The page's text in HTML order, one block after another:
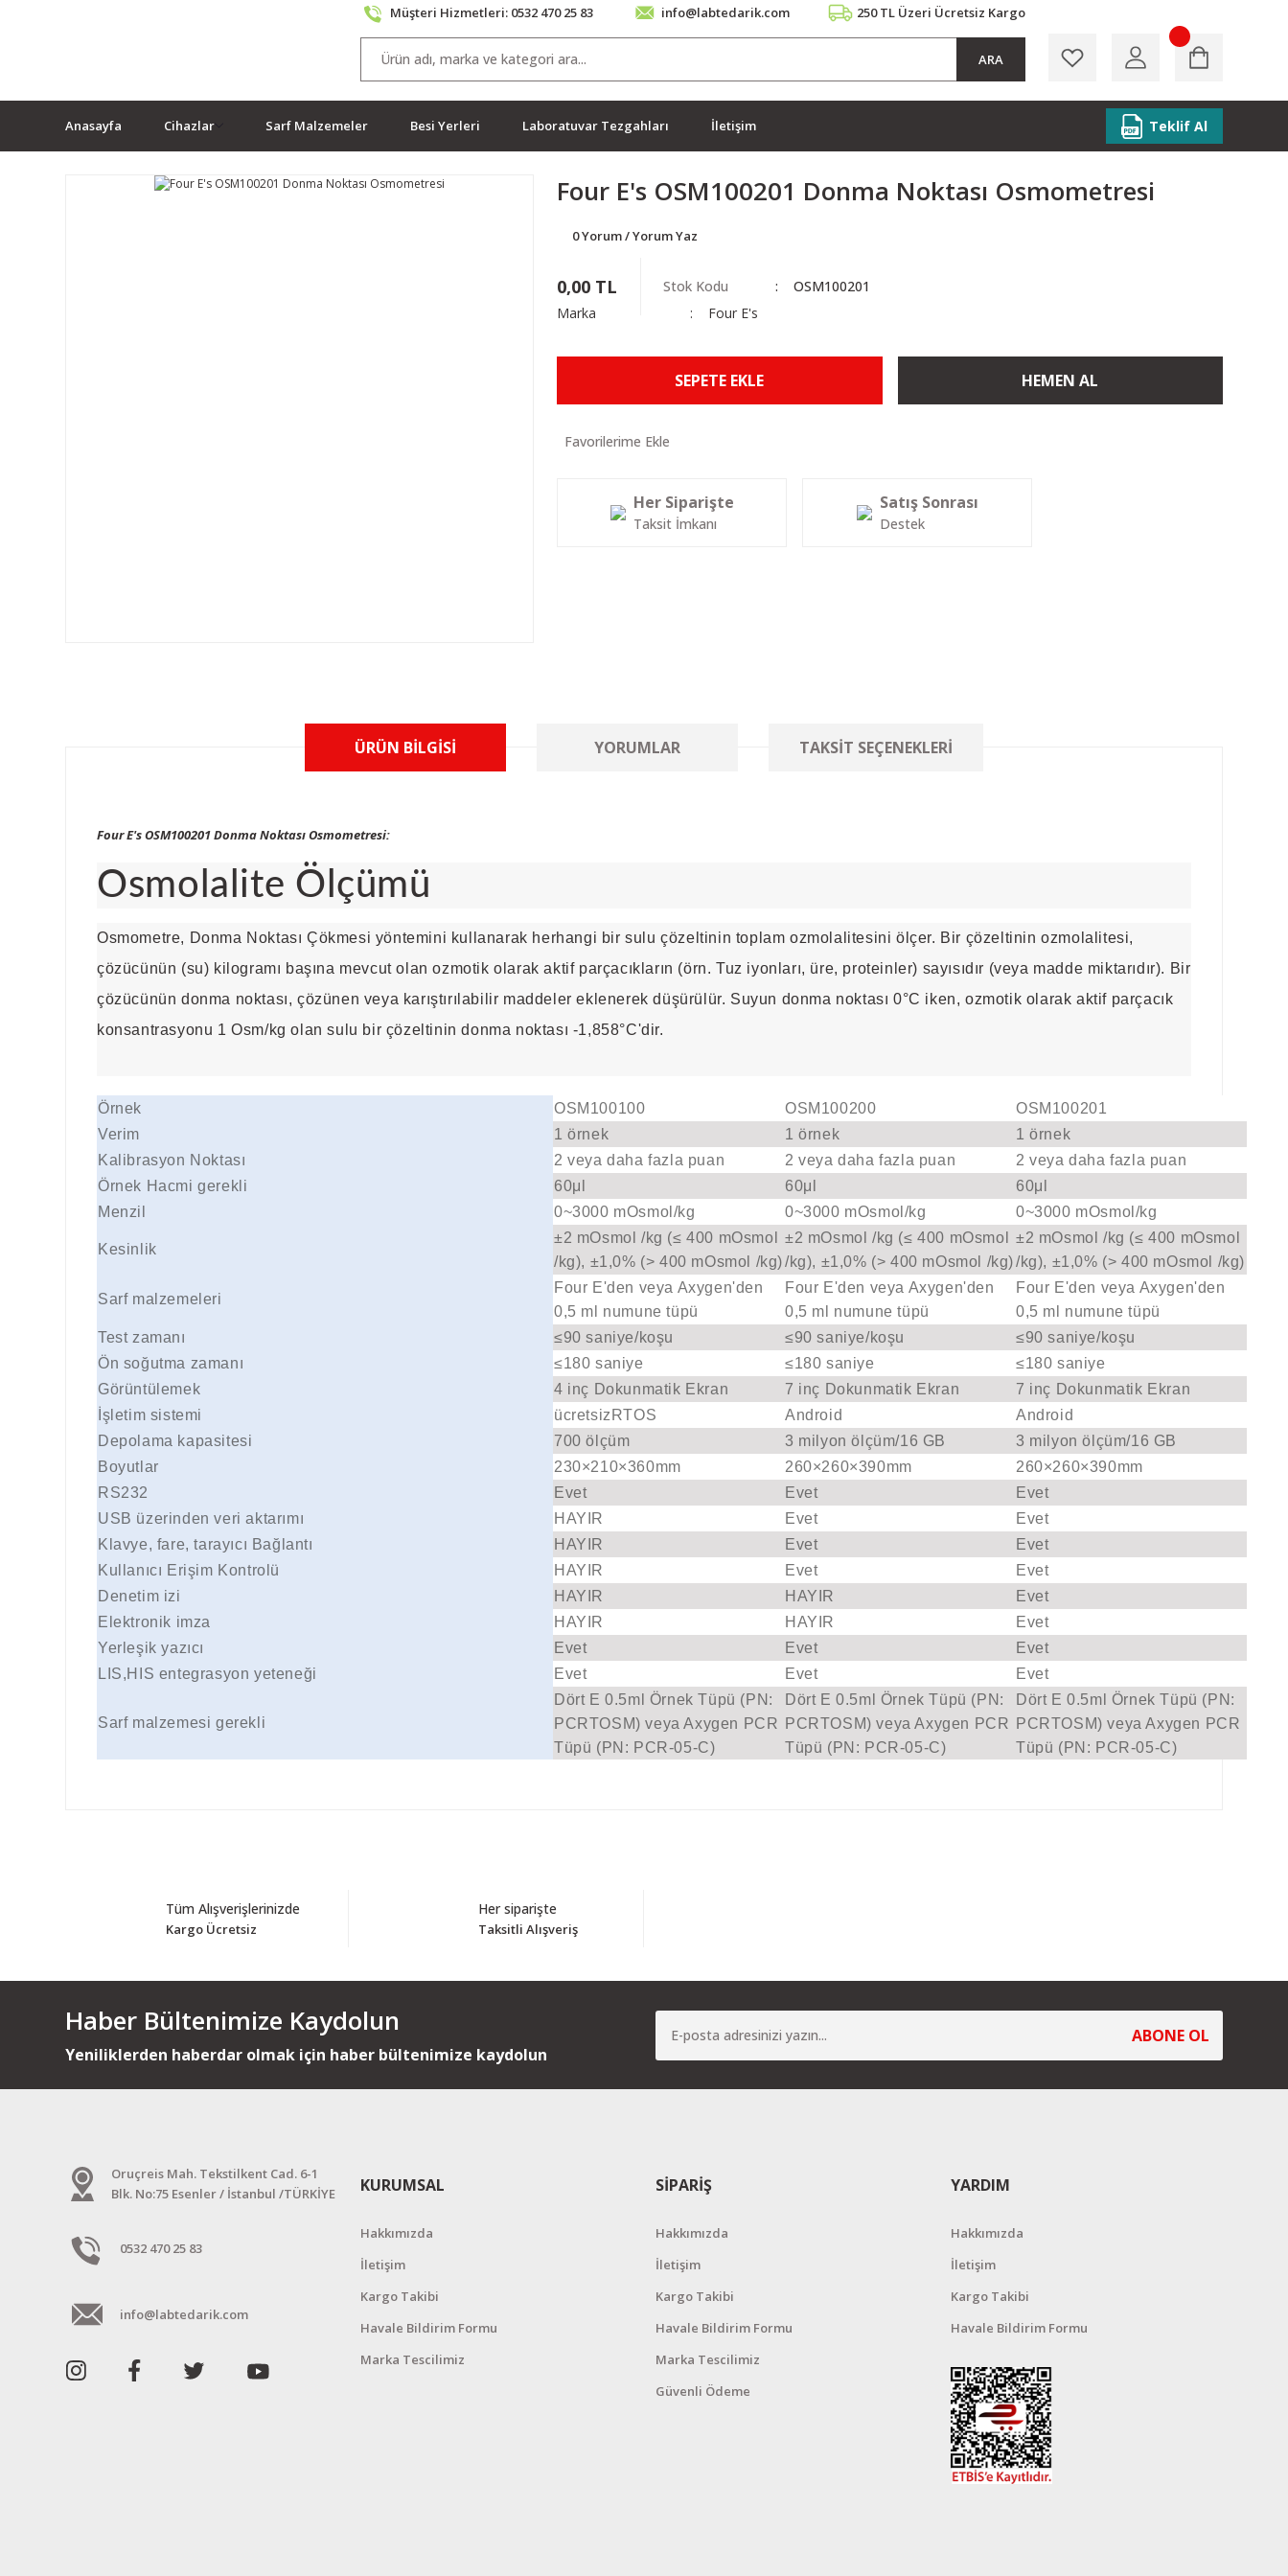
Müşteri Hizmetleri: 0532 470 25 83 info@labtedarik.com 250 TL Üzeri Ücretsiz Kargo
ARA
Anasayfa Cihazlar Sarf Malzemeler Besi Yerleri Laboratuvar Tezgahları İletişim Teklif Al
Four E's OSM100201 Donma Noktası Osmometresi
0 Yorum / Yorum Yaz
0,00 TL Stok Kodu
OSM100201
Marka
Four E's
SEPETE EKLE HEMEN AL
Her Siparişte
Taksit İmkanı
Satış Sonrası
Destek
ÜRÜN BILGISI YORUMLAR TAKSIT SEÇENEKLERI
Four E's OSM100201 Donma Noktası Osmometresi:
Osmolalite Ölçümü
Osmometre, Donma Noktası Çökmesi yöntemini kullanarak herhangi bir sulu çözeltinin toplam ozmolalitesini ölçer. Bir çözeltinin ozmolalitesi,
çözücünün (su) kilogramı başına mevcut olan ozmotik olarak aktif parçacıkların (örn. Tuz iyonları, üre, proteinler) sayısıdır (veya madde miktarıdır). Bir
çözücünün donma noktası, çözünen veya karıştırılabilir maddeler eklenerek düşürülür. Suyun donma noktası 0°C iken, ozmotik olarak aktif parçacık
konsantrasyonu 1 Osm/kg olan sulu bir çözeltinin donma noktası -1,858°C'dir.
Örnek OSM100100 OSM100200
OSM100201
Verim
1 örnek 1 örnek
1 örnek
Kalibrasyon Noktası
2 veya daha fazla puan 2 veya daha fazla puan
2 veya daha fazla puan
Örnek Hacmi gerekli
60μl 60μl
60μl
Menzil
0~3000 mOsmol/kg 0~3000 mOsmol/kg 0~3000 mOsmol/kg
Kesinlik
±2 mOsmol /kg (≤ 400 mOsmol
/kg), ±1,0% (> 400 mOsmol /kg)
±2 mOsmol /kg (≤ 400 mOsmol
/kg), ±1,0% (> 400 mOsmol /kg)
±2 mOsmol /kg (≤ 400 mOsmol
/kg), ±1,0% (> 400 mOsmol /kg)
Sarf malzemeleri
Four E'den veya Axygen'den
0,5 ml numune tüpü
Four E'den veya Axygen'den
0,5 ml numune tüpü
Four E'den veya Axygen'den
0,5 ml numune tüpü
Test zamanı
≤90 saniye/koşu ≤90 saniye/koşu
≤90 saniye/koşu
Ön soğutma zamanı
≤180 saniye ≤180 saniye
≤180 saniye
Görüntülemek
4 inç Dokunmatik Ekran 7 inç Dokunmatik Ekran
7 inç Dokunmatik Ekran
İşletim sistemi
ücretsizRTOS Android
Android
Depolama kapasitesi
700 ölçüm 3 milyon ölçüm/16 GB
3 milyon ölçüm/16 GB
Boyutlar
230×210×360mm 260×260×390mm
260×260×390mm
RS232
Evet Evet
Evet
USB üzerinden veri aktarımı
HAYIR Evet
Evet
Klavye, fare, tarayıcı Bağlantı
HAYIR Evet
Evet
Kullanıcı Erişim Kontrolü
HAYIR Evet
Evet
Denetim izi
HAYIR HAYIR
Evet
Elektronik imza
HAYIR HAYIR
Evet
Yerleşik yazıcı
Evet Evet
Evet
LIS,HIS entegrasyon yeteneği
Evet Evet Evet
Sarf malzemesi gerekli
Dört E 0.5ml Örnek Tüpü (PN:
PCRTOSM) veya Axygen PCR
Tüpü (PN: PCR-05-C)
Dört E 0.5ml Örnek Tüpü (PN:
PCRTOSM) veya Axygen PCR
Tüpü (PN: PCR-05-C)
Dört E 0.5ml Örnek Tüpü (PN:
PCRTOSM) veya Axygen PCR
Tüpü (PN: PCR-05-C)
Tüm Alışverişlerinizde
Kargo Ücretsiz
Her siparişte
Taksitli Alışveriş
Haber Bültenimize Kaydolun
Yeniliklerden haberdar olmak için haber bültenimize kaydolun
ABONE OL
Oruçreis Mah. Tekstilkent Cad. 6-1
Blk. No:75 Esenler / İstanbul /TÜRKİYE
0532 470 25 83
info@labtedarik.com
KURUMSAL
Hakkımızda
İletişim
Kargo Takibi
Havale Bildirim Formu
Marka Tescilimiz
SİPARİŞ
Hakkımızda
İletişim
Kargo Takibi
Havale Bildirim Formu
Marka Tescilimiz
Güvenli Ödeme
YARDIM
Hakkımızda
İletişim
Kargo Takibi
Havale Bildirim Formu